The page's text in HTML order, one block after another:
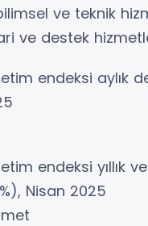
ve teknik
ve destek
endeksi aylık
endeksi yıllık
Nisan 2025